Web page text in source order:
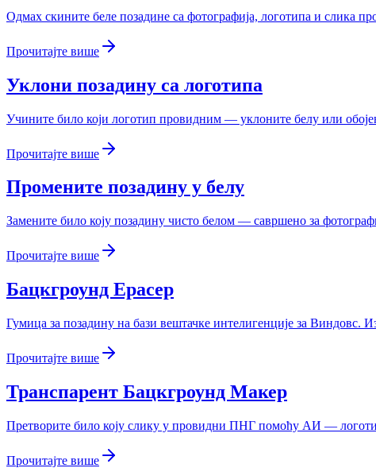
Одмах скините беле позадине са фотографија, логотипа и слика
Прочитајте више
Уклони позадину са логотипа
Учините било који логотип провидним — уклоните белу или
Прочитајте више
Промените позадину у белу
Замените било коју позадину чисто белом — савршено за
Прочитајте више
Бацкгроунд Ерасер
Гумица за позадину на бази вештачке интелигенције за Виндовс.
Прочитајте више
Транспарент Бацкгроунд Макер
Претворите било коју слику у провидни ПНГ помоћу АИ —
Прочитајте више